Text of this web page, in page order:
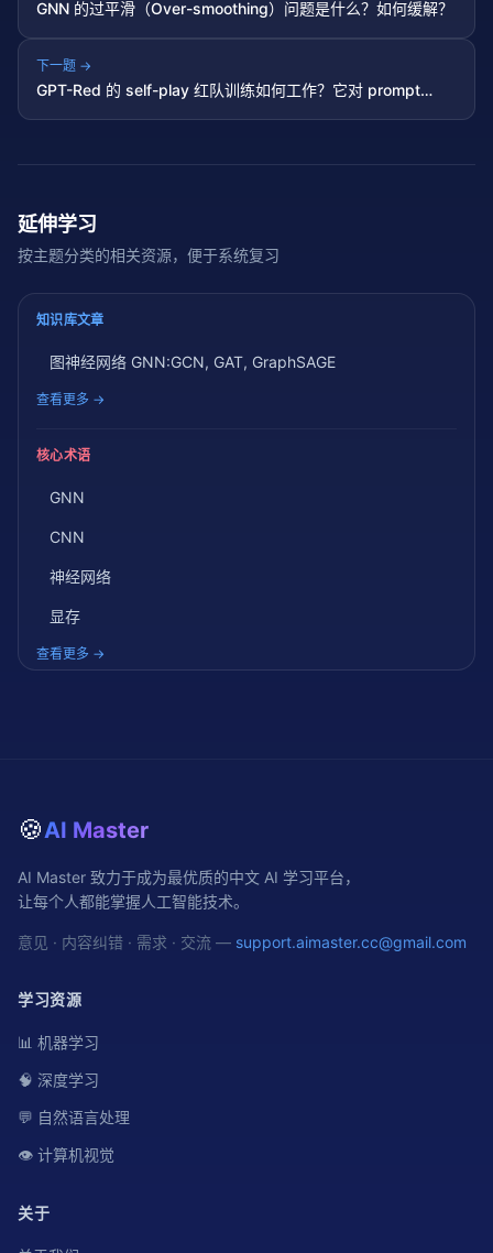
GNN 的过平滑（Over-smoothing）问题是什么？如何缓解？
下一题 →
GPT-Red 的 self-play 红队训练如何工作？它对 prompt
延伸学习
按主题分类的相关资源，便于系统复习
知识库文章
图神经网络 GNN:GCN, GAT, GraphSAGE
查看更多 →
核心术语
GNN
CNN
神经网络
显存
查看更多 →
🍪AI Master
AI Master 致力于成为最优质的中文 AI 学习平台，
让每个人都能掌握人工智能技术。
意见 · 内容纠错 · 需求 · 交流 — support.aimaster.cc@gmail.com
学习资源
📊 机器学习
🧠 深度学习
💬 自然语言处理
👁️ 计算机视觉
关于